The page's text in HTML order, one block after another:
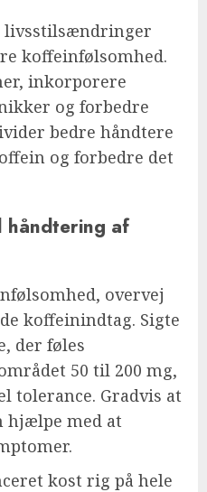
livsstilsændringer
koffeinfølsomhed.
inkorporere
og forbedre
bedre håndtere
og forbedre det
håndtering af
overvej
koffeinindtag. Sigte
der føles
50 til 200 mg,
tolerance. Gradvis at
hjælpe med at
kost rig på hele